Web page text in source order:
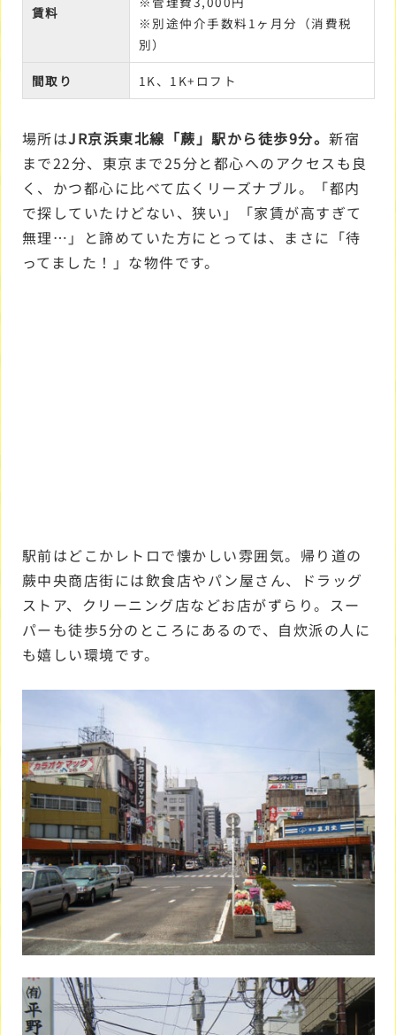
賃料
※別途仲介手数料1ヶ月分（消費税
別）
間取り 1K、1K+ロフト
場所はJR京浜東北線「蕨」駅から徒歩9分。 新宿
まで22分、東京まで25分と都心へのアクセスも良
く、かつ都心に比べて広くリーズナブル。「都内
で探していたけどない、狭い」「家賃が高すぎて
無理…」と諦めていた方にとっては、まさに「待
ってました！」な物件です。
駅前はどこかレトロで懐かしい雰囲気。帰り道の
蕨中央商店街には飲食店やパン屋さん、ドラッグ
ストア、クリーニング店などお店がずらり。スー
パーも徒歩5分のところにあるので、自炊派の人に
も嬉しい環境です。